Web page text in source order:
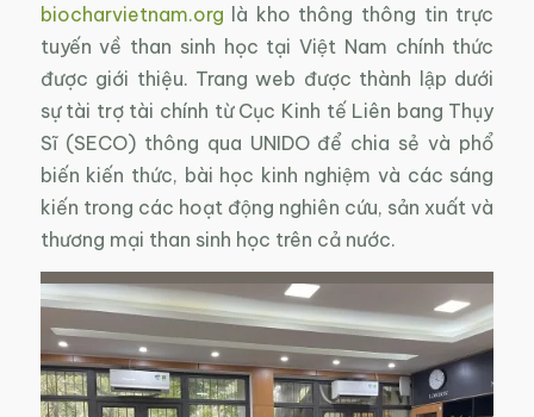
biocharvietnam.org là kho thông thông tin trực
tuyến về than sinh học tại Việt Nam chính thức
được giới thiệu. Trang web được thành lập dưới
sự tài trợ tài chính từ Cục Kinh tế Liên bang Thụy
Sĩ (SECO) thông qua UNIDO để chia sẻ và phổ
biến kiến thức, bài học kinh nghiệm và các sáng
kiến trong các hoạt động nghiên cứu, sản xuất và
thương mại than sinh học trên cả nước.